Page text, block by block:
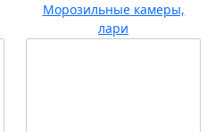
Морозильные камеры,
лари